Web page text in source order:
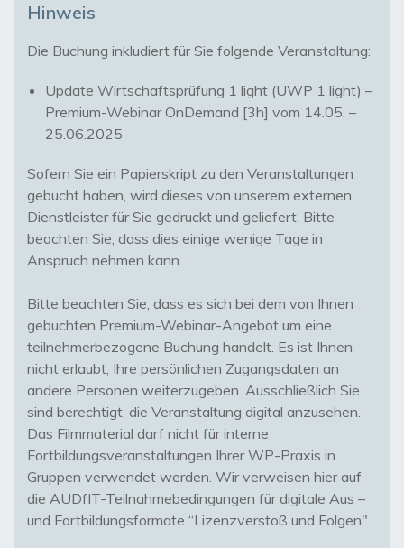
Hinweis
Update Wirtschaftsprüfung 1 light (UWP 1 light) –
Premium-Webinar OnDemand [3h] vom 14.05. –
25.06.2025
Sofern Sie ein Papierskript zu den Veranstaltungen
gebucht haben, wird dieses von unserem externen
Dienstleister für Sie gedruckt und geliefert. Bitte
beachten Sie, dass dies einige wenige Tage in
Anspruch nehmen kann.
Bitte beachten Sie, dass es sich bei dem von Ihnen
gebuchten Premium-Webinar-Angebot um eine
teilnehmerbezogene Buchung handelt. Es ist Ihnen
nicht erlaubt, Ihre persönlichen Zugangsdaten an
andere Personen weiterzugeben. Ausschließlich Sie
sind berechtigt, die Veranstaltung digital anzusehen.
Das Filmmaterial darf nicht für interne
Fortbildungsveranstaltungen Ihrer WP-Praxis in
Gruppen verwendet werden. Wir verweisen hier auf
die AUDfIT-Teilnahmebedingungen für digitale Aus –
und Fortbildungsformate “Lizenzverstoß und Folgen".